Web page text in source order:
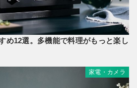
め12選。多機能で料理がもっと楽し
家電・カメラ